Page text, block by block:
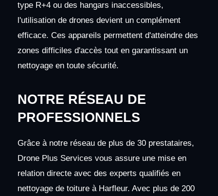
type R+4 ou des hangars inaccessibles,
l'utilisation de drones devient un complément
efficace. Ces appareils permettent d'atteindre des
zones difficiles d'accès tout en garantissant un
nettoyage en toute sécurité.
NOTRE RÉSEAU DE
PROFESSIONNELS
Grâce à notre réseau de plus de 30 prestataires,
Drone Plus Services vous assure une mise en
relation directe avec des experts qualifiés en
nettoyage de toiture à Harfleur. Avec plus de 200